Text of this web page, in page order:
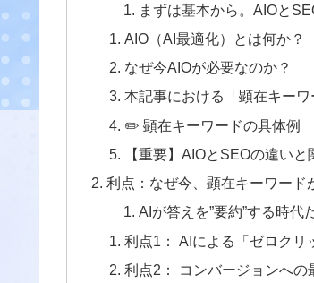
まずは基本から。AIOと
AIO（AI最適化）とは何か？
なぜ今AIOが必要なのか？
本記事における「顕在キー
✏️ 顕在キーワードの具体例
【重要】AIOとSEOの違いと
利点：なぜ今、顕在キーワード
AIが答えを”要約”する時代
利点1： AIによる「ゼロクリ
利点2： コンバージョンへの